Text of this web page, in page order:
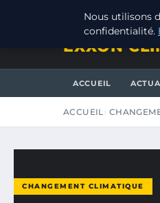
SAMEDI 8 AOÛT 2026
EXXON
ACCUEIL
ACCUEIL
CHANGEMENT CLIMATIQUE
Nous utilisons
confidentialité.